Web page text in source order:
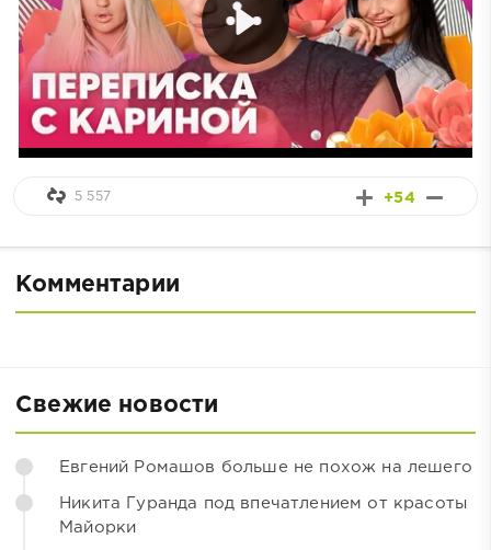
+54
5 557
Комментарии
Свежие новости
Евгений Ромашов больше не похож на лешего
Никита Гуранда под впечатлением от красоты
Майорки